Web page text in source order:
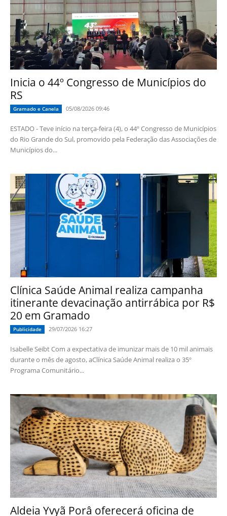
Inicia o 44º Congresso de Municípios do
RS
Gramado e Canela 05/08/2026 09:46
ESTADO - Teve início na terça-feira (4), o 44º Congresso de Municípios
do Rio Grande do Sul, promovido pela Federação das Associações de
Municípios do...
Clínica Saúde Animal realiza campanha
itinerante devacinação antirrábica por R$
20 em Gramado
Publicidade 29/07/2026 16:27
Isabelle Seibt Com a expectativa de imunizar mais de 10 mil animais
durante o mês de agosto, aClínica Saúde Animal realiza o 35º
Programa Comunitário...
Aldeia Yvyã Porâ oferecerá oficina de